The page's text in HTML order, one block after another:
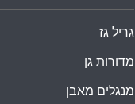
גריל גז
מדורות גן
מנגלים מאבן